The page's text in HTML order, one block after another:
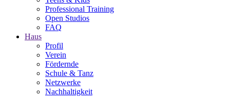
Professional Training
Open Studios
FAQ
Haus
Profil
Verein
Fördernde
Schule & Tanz
Netzwerke
Nachhaltigkeit